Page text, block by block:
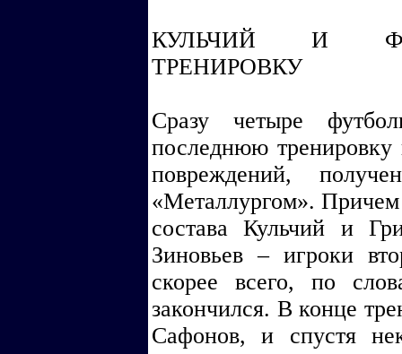
КУЛЬЧИЙ И
ТРЕНИРОВКУ
Сразу четыре
последнюю тренировку
повреждений,
«Металлургом».
состава Кульчий и
Зиновьев – игроки
скорее всего, по
закончился. В конце
Сафонов, и спустя